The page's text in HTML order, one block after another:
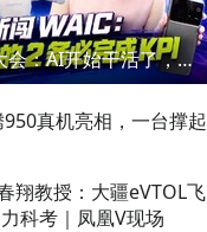
世界人工智能大会：AI开始干活了，但到底干的怎么样？萌新闯WAIC
真机亮相，一台撑起
翔教授：大疆eVTOL飞
科考｜凤凰V现场